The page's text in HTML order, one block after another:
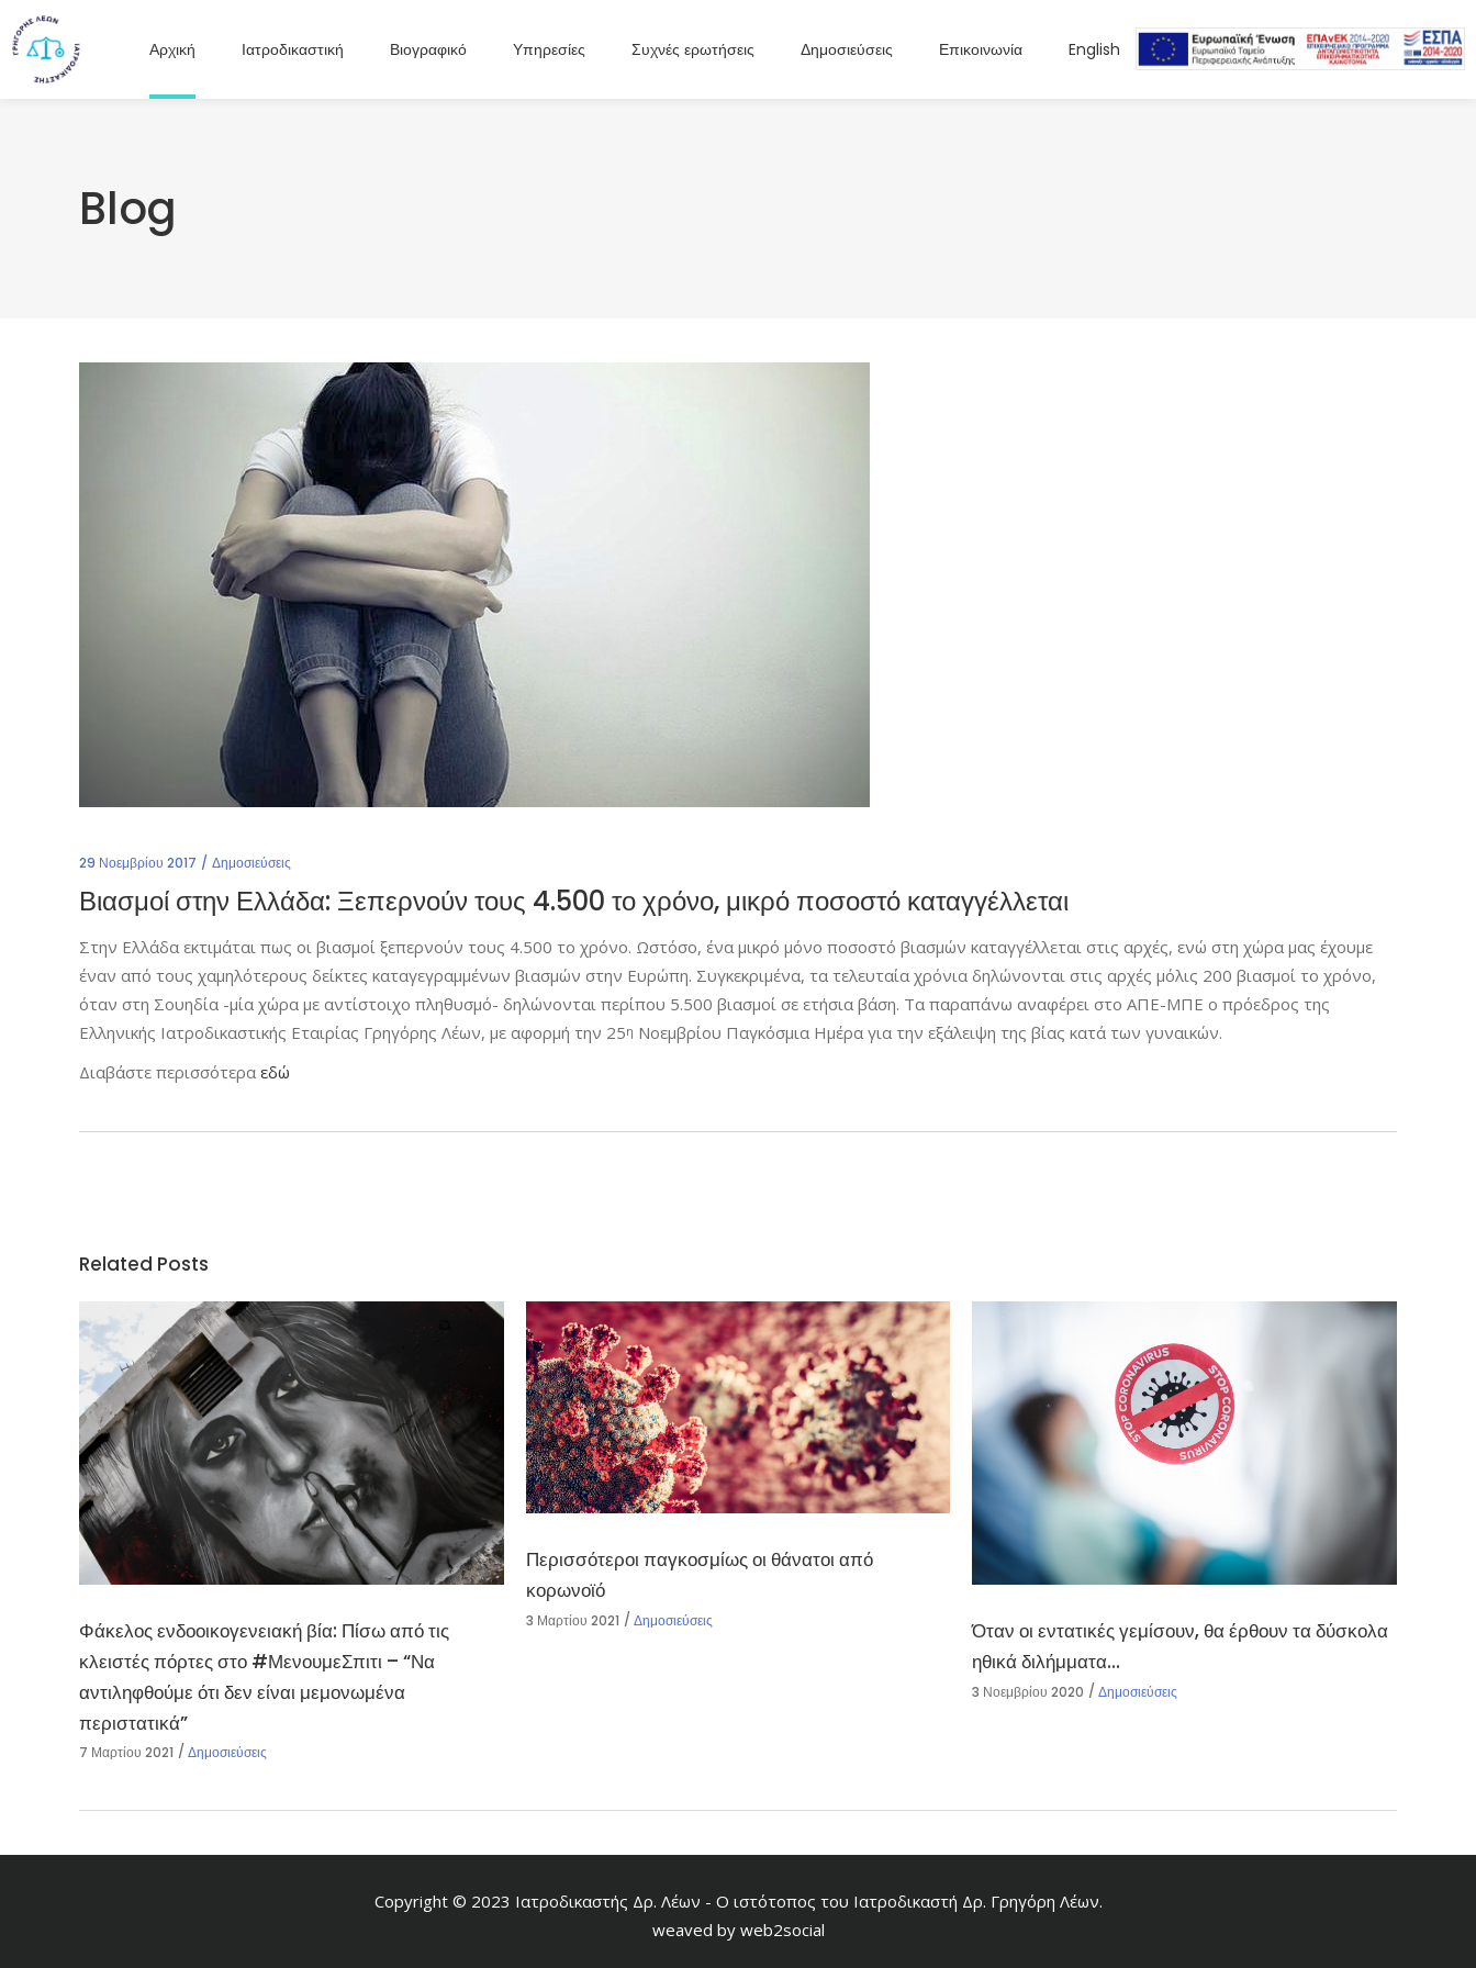
Αρχική Ιατροδικαστική Βιογραφικό Υπηρεσίες Συχνές ερωτήσεις Δημοσιεύσεις Επικοινωνία English
Blog
29 Νοεμβρίου 2017 Δημοσιεύσεις
Βιασμοί στην Ελλάδα: Ξεπερνούν τους 4.500 το χρόνο, μικρό ποσοστό καταγγέλλεται
Στην Ελλάδα εκτιμάται πως οι βιασμοί ξεπερνούν τους 4.500 το χρόνο. Ωστόσο, ένα μικρό μόνο ποσοστό βιασμών καταγγέλλεται στις αρχές, ενώ στη χώρα μας έχουμε
έναν από τους χαμηλότερους δείκτες καταγεγραμμένων βιασμών στην Ευρώπη. Συγκεκριμένα, τα τελευταία χρόνια δηλώνονται στις αρχές μόλις 200 βιασμοί το χρόνο,
όταν στη Σουηδία -μία χώρα με αντίστοιχο πληθυσμό- δηλώνονται περίπου 5.500 βιασμοί σε ετήσια βάση. Τα παραπάνω αναφέρει στο ΑΠΕ-ΜΠΕ ο πρόεδρος της
Ελληνικής Ιατροδικαστικής Εταιρίας Γρηγόρης Λέων, με αφορμή την 25η Νοεμβρίου Παγκόσμια Ημέρα για την εξάλειψη της βίας κατά των γυναικών.
Διαβάστε περισσότερα εδώ
Related Posts
Φάκελος ενδοοικογενειακή βία: Πίσω από τις
κλειστές πόρτες στο #ΜενουμεΣπιτι – “Να
αντιληφθούμε ότι δεν είναι μεμονωμένα
περιστατικά”
7 Μαρτίου 2021 Δημοσιεύσεις
Περισσότεροι παγκοσμίως οι θάνατοι από
κορωνοϊό
3 Μαρτίου 2021 Δημοσιεύσεις
Όταν οι εντατικές γεμίσουν, θα έρθουν τα δύσκολα
ηθικά διλήμματα…
3 Νοεμβρίου 2020 Δημοσιεύσεις
Copyright © 2023 Ιατροδικαστής Δρ. Λέων - Ο ιστότοπος του Ιατροδικαστή Δρ. Γρηγόρη Λέων.
weaved by web2social